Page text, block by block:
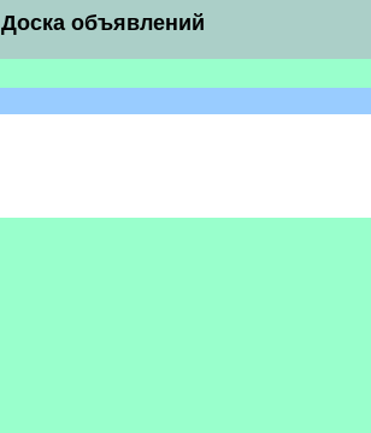
Доска объявлений